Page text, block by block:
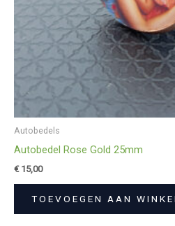
Autobedels
Autobedel Rose Gold 25mm
€15,00
TOEVOEGEN AAN